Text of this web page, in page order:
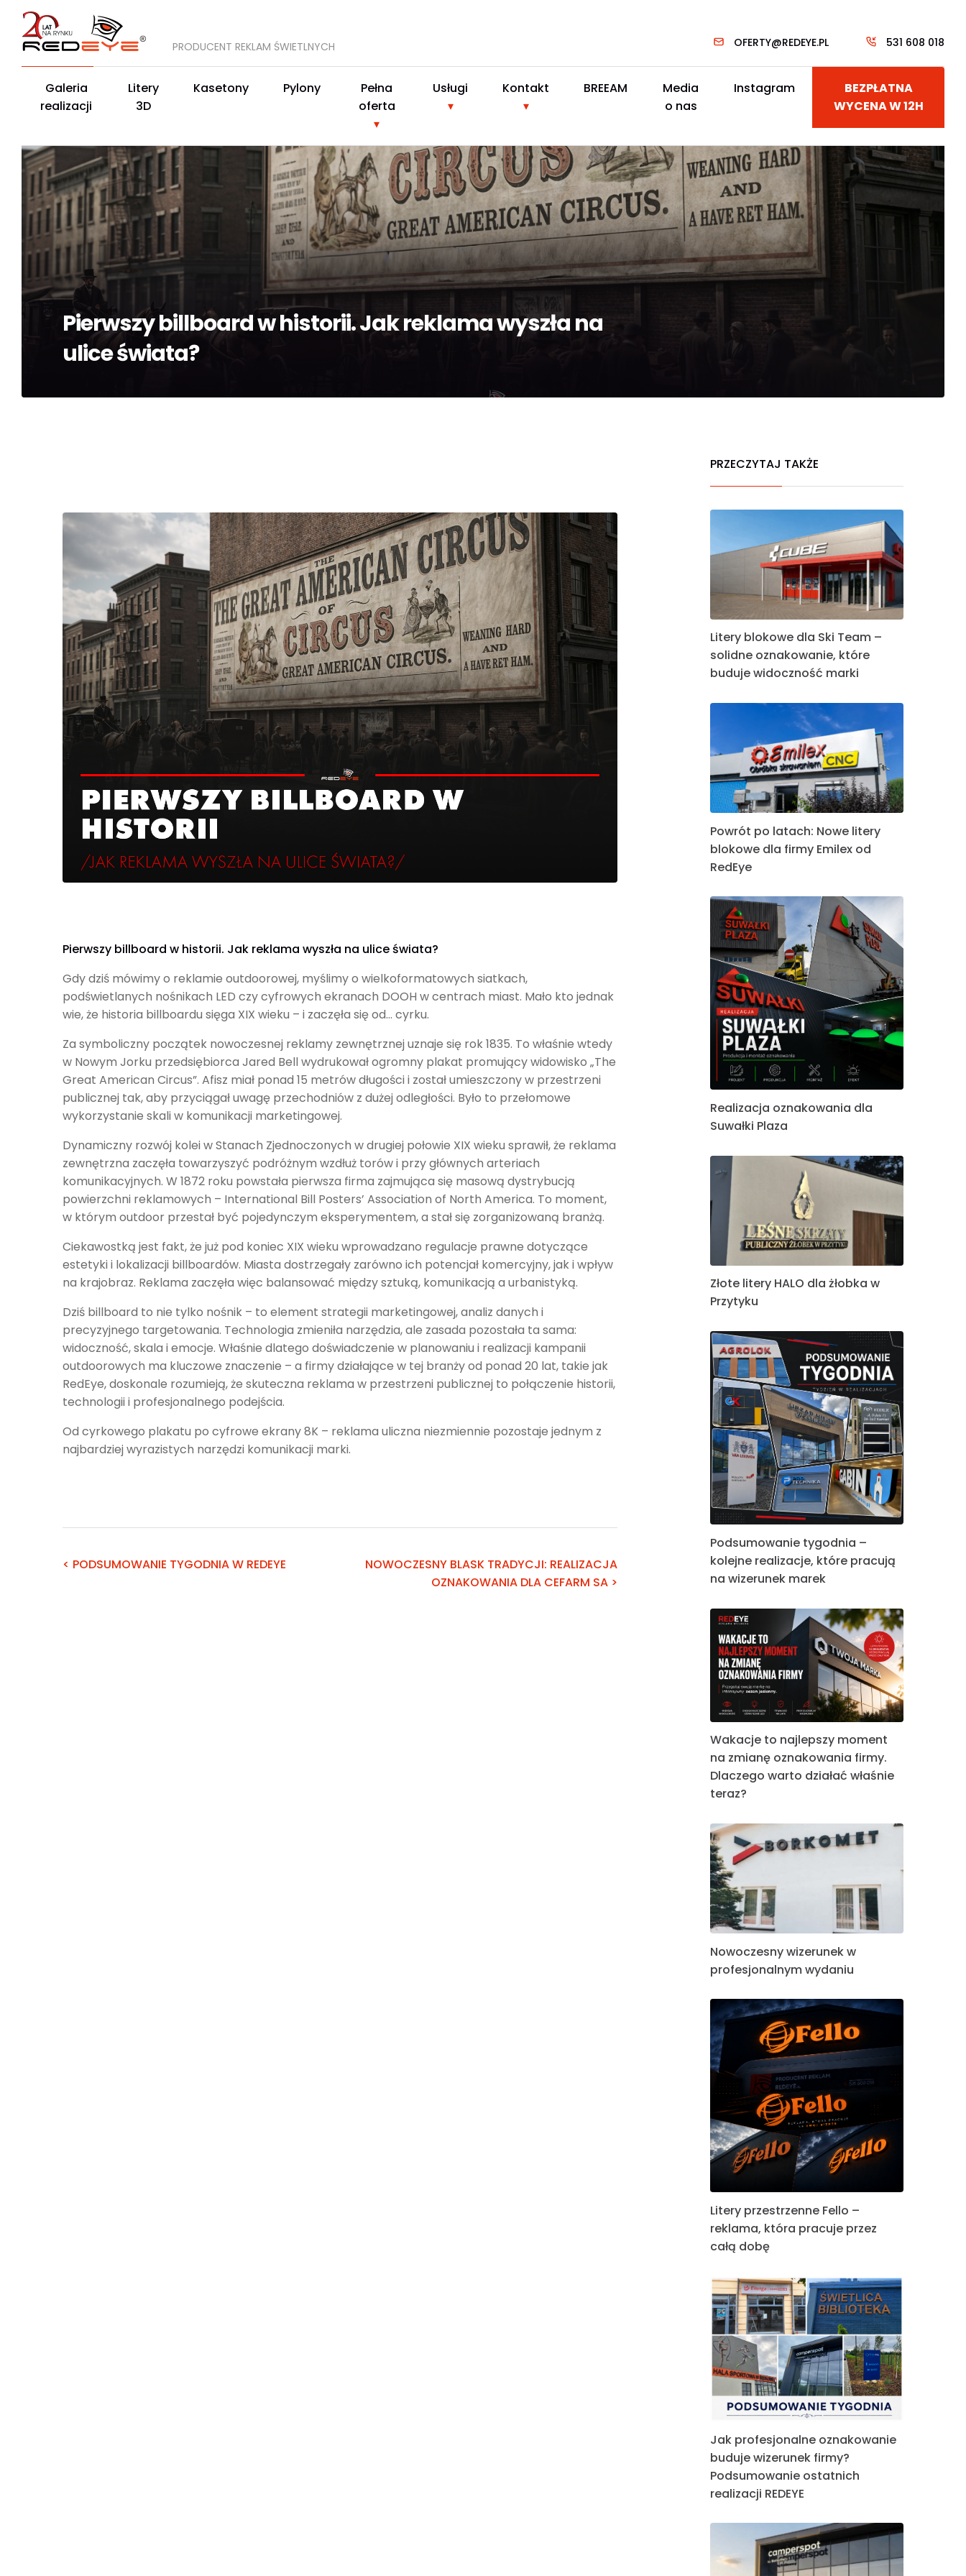
PRODUCENT REKLAM ŚWIETLNYCH 531 608 018
OFERTY@REDEYE.PL
Galeria
realizacji
Litery
3D
Kasetony Pylony
Pełna
oferta
Usługi Kontakt BREEAM
Media
o nas
Instagram
BEZPŁATNA
WYCENA W 12H
Pierwszy billboard w historii. Jak reklama wyszła na
ulice świata?
Pierwszy billboard w historii. Jak reklama wyszła na ulice świata?
Gdy dziś mówimy o reklamie outdoorowej, myślimy o wielkoformatowych siatkach,
podświetlanych nośnikach LED czy cyfrowych ekranach DOOH w centrach miast. Mało kto jednak
wie, że historia billboardu sięga XIX wieku – i zaczęła się od… cyrku.
Za symboliczny początek nowoczesnej reklamy zewnętrznej uznaje się rok 1835. To właśnie wtedy
w Nowym Jorku przedsiębiorca Jared Bell wydrukował ogromny plakat promujący widowisko „The
Great American Circus”. Afisz miał ponad 15 metrów długości i został umieszczony w przestrzeni
publicznej tak, aby przyciągał uwagę przechodniów z dużej odległości. Było to przełomowe
wykorzystanie skali w komunikacji marketingowej.
Dynamiczny rozwój kolei w Stanach Zjednoczonych w drugiej połowie XIX wieku sprawił, że reklama
zewnętrzna zaczęła towarzyszyć podróżnym wzdłuż torów i przy głównych arteriach
komunikacyjnych. W 1872 roku powstała pierwsza firma zajmująca się masową dystrybucją
powierzchni reklamowych – International Bill Posters’ Association of North America. To moment,
w którym outdoor przestał być pojedynczym eksperymentem, a stał się zorganizowaną branżą.
Ciekawostką jest fakt, że już pod koniec XIX wieku wprowadzano regulacje prawne dotyczące
estetyki i lokalizacji billboardów. Miasta dostrzegały zarówno ich potencjał komercyjny, jak i wpływ
na krajobraz. Reklama zaczęła więc balansować między sztuką, komunikacją a urbanistyką.
Dziś billboard to nie tylko nośnik – to element strategii marketingowej, analiz danych i
precyzyjnego targetowania. Technologia zmieniła narzędzia, ale zasada pozostała ta sama:
widoczność, skala i emocje. Właśnie dlatego doświadczenie w planowaniu i realizacji kampanii
outdoorowych ma kluczowe znaczenie – a firmy działające w tej branży od ponad 20 lat, takie jak
RedEye, doskonale rozumieją, że skuteczna reklama w przestrzeni publicznej to połączenie historii,
technologii i profesjonalnego podejścia.
Od cyrkowego plakatu po cyfrowe ekrany 8K – reklama uliczna niezmiennie pozostaje jednym z
najbardziej wyrazistych narzędzi komunikacji marki.
< PODSUMOWANIE TYGODNIA W REDEYE
NOWOCZESNY BLASK TRADYCJI: REALIZACJA
OZNAKOWANIA DLA CEFARM SA >
PRZECZYTAJ TAKŻE
Litery blokowe dla Ski Team –
solidne oznakowanie, które
buduje widoczność marki
Powrót po latach: Nowe litery
blokowe dla firmy Emilex od
RedEye
Realizacja oznakowania dla
Suwałki Plaza
Złote litery HALO dla żłobka w
Przytyku
Podsumowanie tygodnia –
kolejne realizacje, które pracują
na wizerunek marek
Wakacje to najlepszy moment
na zmianę oznakowania firmy.
Dlaczego warto działać właśnie
teraz?
Nowoczesny wizerunek w
profesjonalnym wydaniu
Litery przestrzenne Fello –
reklama, która pracuje przez
całą dobę
Jak profesjonalne oznakowanie
buduje wizerunek firmy?
Podsumowanie ostatnich
realizacji REDEYE